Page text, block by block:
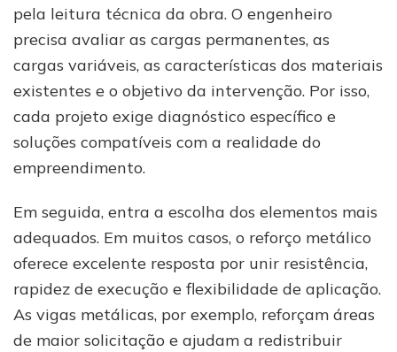
pela leitura técnica da obra. O engenheiro
precisa avaliar as cargas permanentes, as
cargas variáveis, as características dos materiais
existentes e o objetivo da intervenção. Por isso,
cada projeto exige diagnóstico específico e
soluções compatíveis com a realidade do
empreendimento.
Em seguida, entra a escolha dos elementos mais
adequados. Em muitos casos, o reforço metálico
oferece excelente resposta por unir resistência,
rapidez de execução e flexibilidade de aplicação.
As vigas metálicas, por exemplo, reforçam áreas
de maior solicitação e ajudam a redistribuir